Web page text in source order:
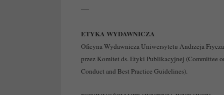
—
ETYKA WYDAWNICZA
Oficyna Wydawnicza Uniwersytetu Andrzeja
przez Komitet ds. Etyki Publikacyjnej (Committee
Conduct and Best Practice Guidelines).